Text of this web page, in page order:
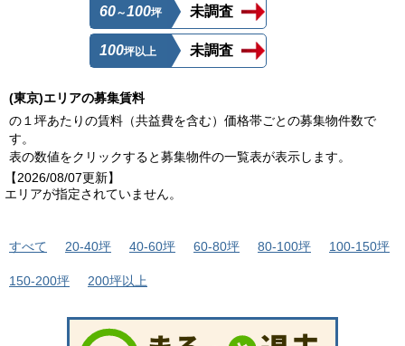
60～100坪 未調査
100坪以上 未調査
(東京)エリアの募集賃料
の１坪あたりの賃料（共益費を含む）価格帯ごとの募集物件数で
す。
表の数値をクリックすると募集物件の一覧表が表示します。
【2026/08/07更新】
エリアが指定されていません。
すべて 20-40坪 40-60坪 60-80坪 80-100坪 100-150坪
150-200坪 200坪以上